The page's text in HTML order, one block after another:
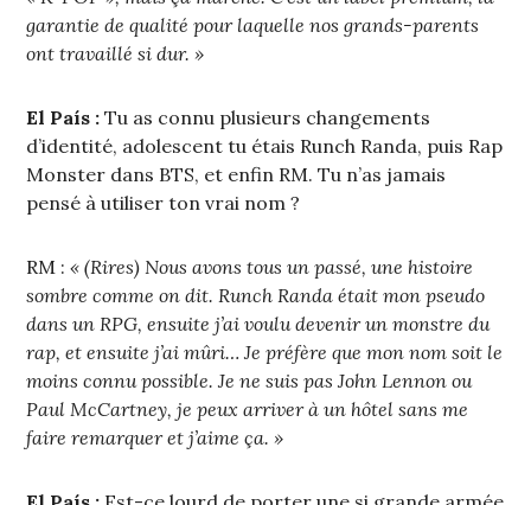
garantie de qualité pour laquelle nos grands-parents
ont travaillé si dur. »
El País : Tu as connu plusieurs changements
d’identité, adolescent tu étais Runch Randa, puis Rap
Monster dans BTS, et enfin RM. Tu n’as jamais
pensé à utiliser ton vrai nom ?
RM :« (Rires) Nous avons tous un passé, une histoire
sombre comme on dit. Runch Randa était mon pseudo
dans un RPG, ensuite j’ai voulu devenir un monstre du
rap, et ensuite j’ai mûri… Je préfère que mon nom soit le
moins connu possible. Je ne suis pas John Lennon ou
Paul McCartney, je peux arriver à un hôtel sans me
faire remarquer et j’aime ça. »